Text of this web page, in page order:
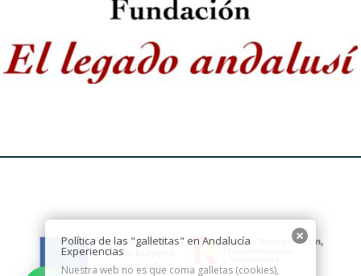
Política de las "galletitas" en Andalucía
Experiencias
Nuestra web no es que coma galletas (cookies),